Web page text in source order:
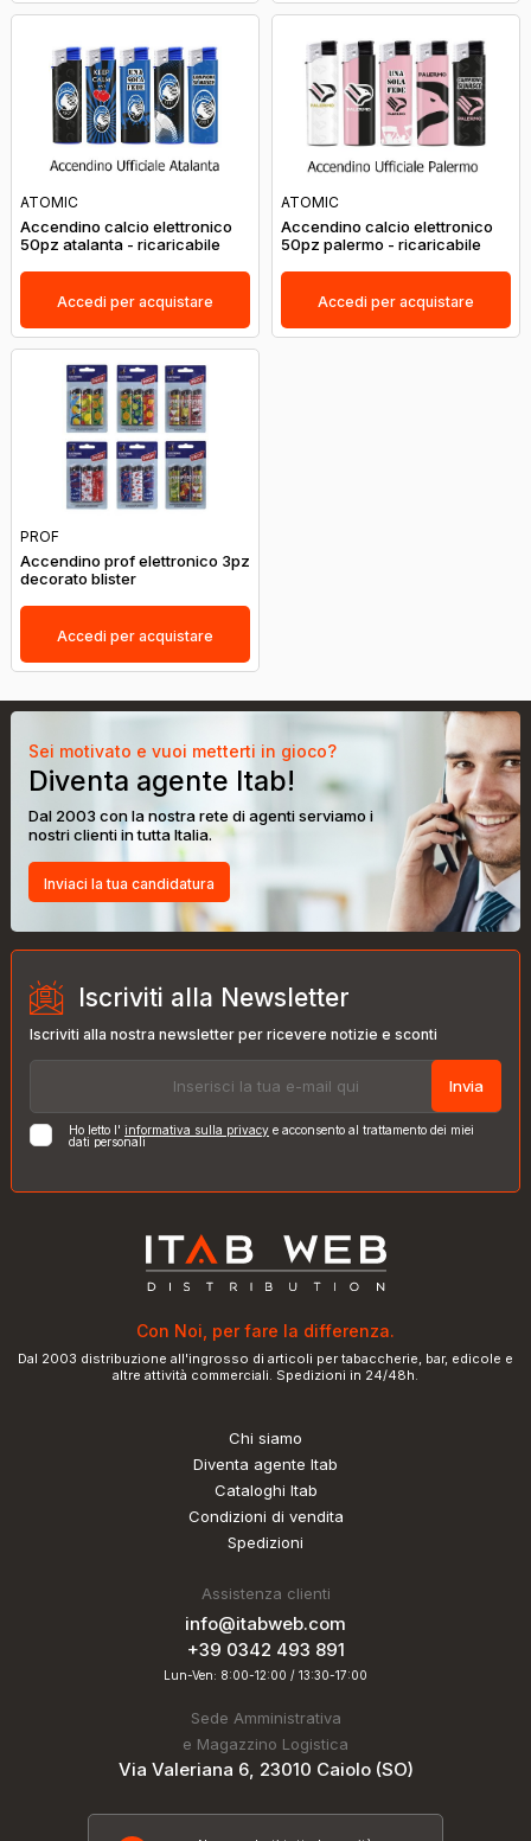
ATOMIC
Accendino calcio elettronico
50pz atalanta - ricaricabile
Accedi per acquistare
ATOMIC
Accendino calcio elettronico
50pz palermo - ricaricabile
Accedi per acquistare
PROF
Accendino prof elettronico 3pz
decorato blister
Accedi per acquistare
Sei motivato e vuoi metterti in gioco?
Diventa agente Itab!
Dal 2003 con la nostra rete di agenti serviamo i
nostri clienti in tutta Italia.
Inviaci la tua candidatura
Iscriviti alla Newsletter
Iscriviti alla nostra newsletter per ricevere notizie e sconti
Invia
Ho letto l' informativa sulla privacy e acconsento al trattamento dei miei
dati personali
Con Noi, per fare la differenza.
Dal 2003 distribuzione all'ingrosso di articoli per tabaccherie, bar, edicole e
altre attività commerciali. Spedizioni in 24/48h.
Chi siamo
Diventa agente Itab
Cataloghi Itab
Condizioni di vendita
Spedizioni
Assistenza clienti
info@itabweb.com
+39 0342 493 891
Lun-Ven: 8:00-12:00 / 13:30-17:00
Sede Amministrativa
e Magazzino Logistica
Via Valeriana 6, 23010 Caiolo (SO)